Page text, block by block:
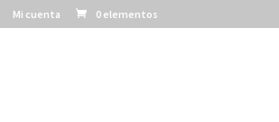
Mi cuenta 0 elementos